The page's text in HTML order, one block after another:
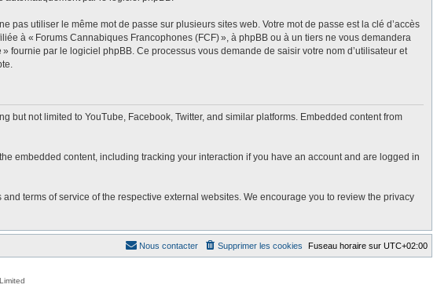
utiliser le même mot de passe sur plusieurs sites web. Votre mot de passe est la clé d’accès
à « Forums Cannabiques Francophones (FCF) », à phpBB ou à un tiers ne vous demandera
fournie par le logiciel phpBB. Ce processus vous demande de saisir votre nom d’utilisateur et
not limited to YouTube, Facebook, Twitter, and similar platforms. Embedded content from
embedded content, including tracking your interaction if you have an account and are logged in
terms of service of the respective external websites. We encourage you to review the privacy
Fuseau horaire sur UTC+02:00
Supprimer les cookies
Nous contacter